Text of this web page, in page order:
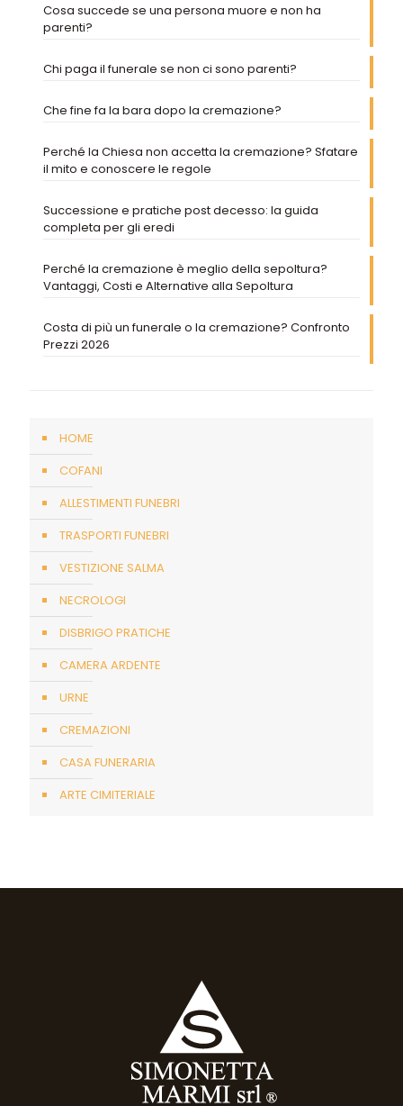
Cosa succede se una persona muore e non ha
parenti?
Chi paga il funerale se non ci sono parenti?
Che fine fa la bara dopo la cremazione?
Perché la Chiesa non accetta la cremazione? Sfatare
il mito e conoscere le regole
Successione e pratiche post decesso: la guida
completa per gli eredi
Perché la cremazione è meglio della sepoltura?
Vantaggi, Costi e Alternative alla Sepoltura
Costa di più un funerale o la cremazione? Confronto
Prezzi 2026
HOME
COFANI
ALLESTIMENTI FUNEBRI
TRASPORTI FUNEBRI
VESTIZIONE SALMA
NECROLOGI
DISBRIGO PRATICHE
CAMERA ARDENTE
URNE
CREMAZIONI
CASA FUNERARIA
ARTE CIMITERIALE